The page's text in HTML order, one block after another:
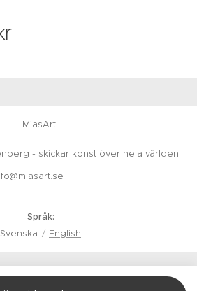
MiasArt
- skickar konst över hela världen
Språk
Svenska
English